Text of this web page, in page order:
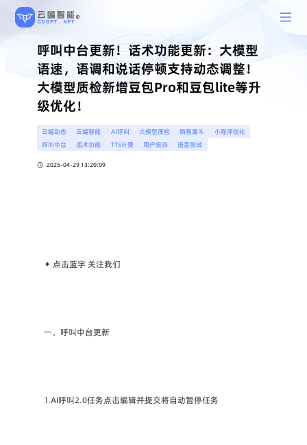
呼叫中台更新！话术功能更新：大模型
语速，语调和说话停顿支持动态调整！
大模型质检新增豆包Pro和豆包lite等升
级优化！
云蝠动态 云蝠智能 AI呼叫 大模型质检 销售漏斗
小程序优化
呼叫中台
话术功能 TTS计费 用户投诉 语音测试
2025-04-29 13:20:09
✦ 点击蓝字 关注我们
一、呼叫中台更新
1.AI呼叫2.0任务点击编辑并提交将自动暂停任务